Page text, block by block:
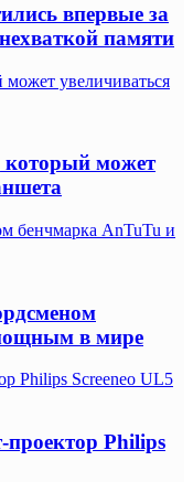
впервые за
памяти
может увеличиваться
который может
бенчмарка АnTuTu и
в мире
Philips Screeneo UL5
проектор Philips